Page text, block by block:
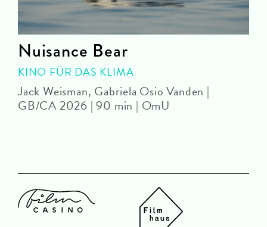
Nuisance Bear
KINO FÜR DAS KLIMA
Jack Weisman, Gabriela Osio Vanden |
GB/CA 2026 | 90 min | OmU